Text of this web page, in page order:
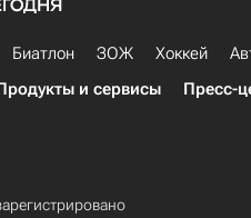
Биатлон ЗОЖ Хоккей
и сервисы Пресс-